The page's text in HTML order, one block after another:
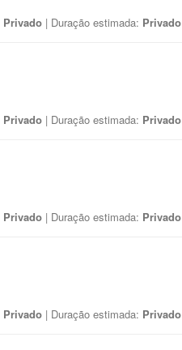
Privado | Duração estimada: Privado
Privado | Duração estimada: Privado
Privado | Duração estimada: Privado
Privado | Duração estimada: Privado